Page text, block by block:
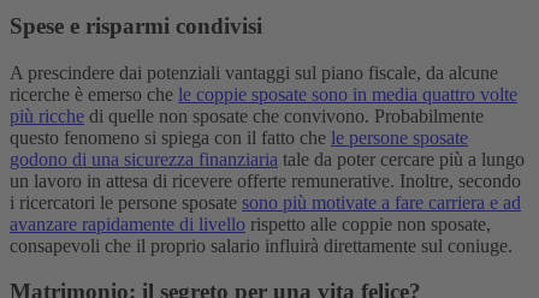
Spese e risparmi condivisi
A prescindere dai potenziali vantaggi sul piano fiscale, da alcune
ricerche è emerso che le coppie sposate sono in media quattro volte
più ricche di quelle non sposate che convivono. Probabilmente
questo fenomeno si spiega con il fatto che le persone sposate
godono di una sicurezza finanziaria tale da poter cercare più a lungo
un lavoro in attesa di ricevere offerte remunerative. Inoltre, secondo
i ricercatori le persone sposate sono più motivate a fare carriera e ad
avanzare rapidamente di livello rispetto alle coppie non sposate,
consapevoli che il proprio salario influirà direttamente sul coniuge.
Matrimonio: il segreto per una vita felice?